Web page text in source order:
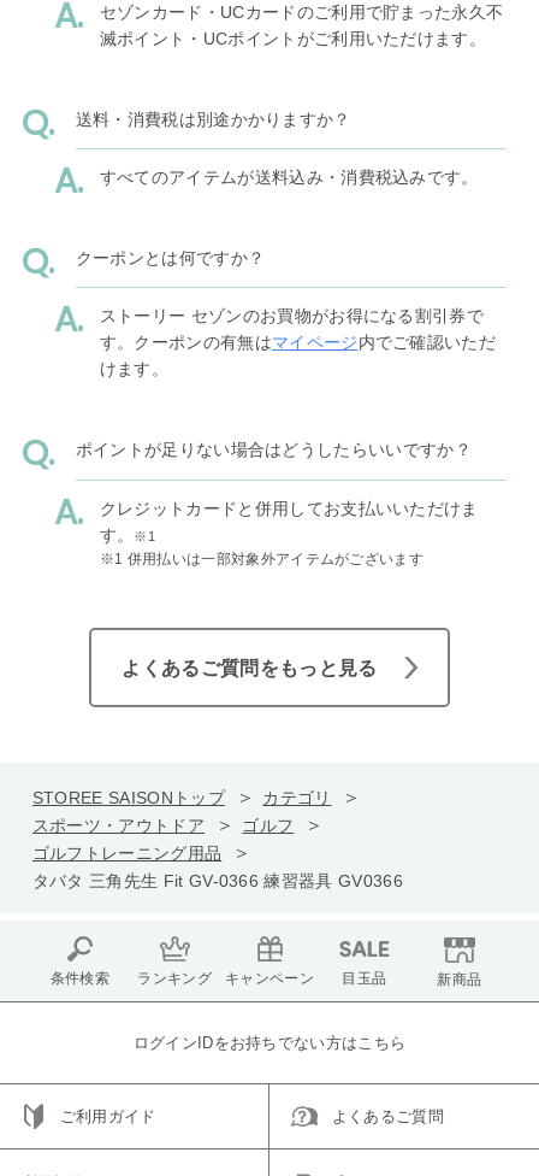
セゾンカード・UCカードのご利用で貯まった永久不
滅ポイント・UCポイントがご利用いただけます。
送料・消費税は別途かかりますか？
すべてのアイテムが送料込み・消費税込みです。
クーポンとは何ですか？
ストーリー セゾンのお買物がお得になる割引券で
す。クーポンの有無はマイページ内でご確認いただ
けます。
ポイントが足りない場合はどうしたらいいですか？
クレジットカードと併用してお支払いいただけま
す。
※1
※1 併用払いは一部対象外アイテムがございます
よくあるご質問をもっと見る
STOREE SAISONトップ
カテゴリ
スポーツ・アウトドア
ゴルフ
ゴルフトレーニング用品
タバタ 三角先生 Fit GV-0366 練習器具 GV0366
条件検索 ランキング キャンペーン 目玉品 新商品
ログインIDをお持ちでない方はこちら
ご利用ガイド よくあるご質問